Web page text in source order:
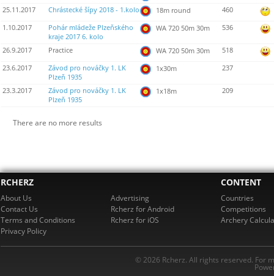
25.11.2017
Chrástecké šípy 2018 - 1.kolo 18m round 460
1.10.2017
Pohár mládeže Plzeňského
kraje 2017 6. kolo
WA 720 50m 30m 536
26.9.2017 Practice WA 720 50m 30m 518
23.6.2017
Závod pro nováčky 1. LK
Plzeň 1935
1x30m 237
23.3.2017
Závod pro nováčky 1. LK
Plzeň 1935
1x18m 209
There are no more results
RCHERZ
About Us
Contact Us
Terms and Conditions
Privacy Policy
Advertising
Rcherz for Android
Rcherz for iOS
CONTENT
Countries
Competitions
Archery
© 2026 Rcherz. All rights reserved. For